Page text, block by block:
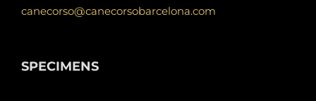
canecorso@canecorsobarcelona.com
SPECIMENS